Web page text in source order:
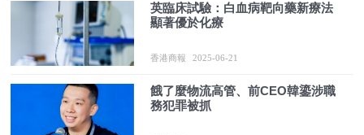
英臨床試驗：白血病靶向藥新療法
顯著優於化療
香港商報 2025-06-21
餓了麼物流高管、前CEO韓鎏涉職
務犯罪被抓